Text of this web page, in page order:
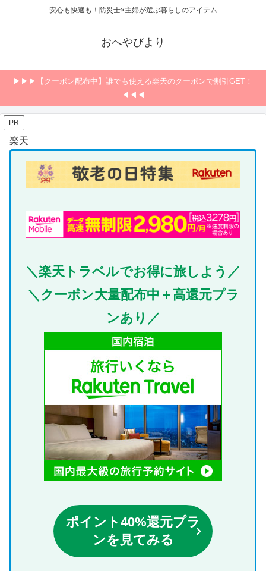
安心も快適も！防災士×主婦が選ぶ暮らしのアイテム
おへやびより
▶▶▶【クーポン配布中】誰でも使える楽天のクーポンで割引GET！
◀◀◀
PR
楽天
＼楽天トラベルでお得に旅しよう／
＼クーポン大量配布中＋高還元プラ
ンあり／
ポイント40%還元プラ
ンを見てみる